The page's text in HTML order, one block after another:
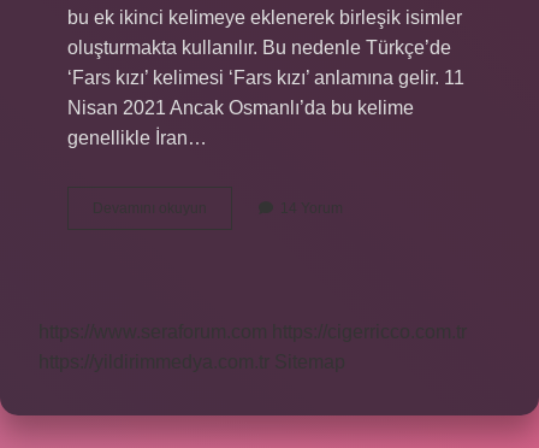
bu ek ikinci kelimeye eklenerek birleşik isimler
oluşturmakta kullanılır. Bu nedenle Türkçe’de
‘Fars kızı’ kelimesi ‘Fars kızı’ anlamına gelir. 11
Nisan 2021 Ancak Osmanlı’da bu kelime
genellikle İran…
Devamını okuyun
Cemadat
Kelimesinin
14 Yorum
https://www.seraforum.com
https://cigerricco.com.tr
https://yildirimmedya.com.tr Sitemap